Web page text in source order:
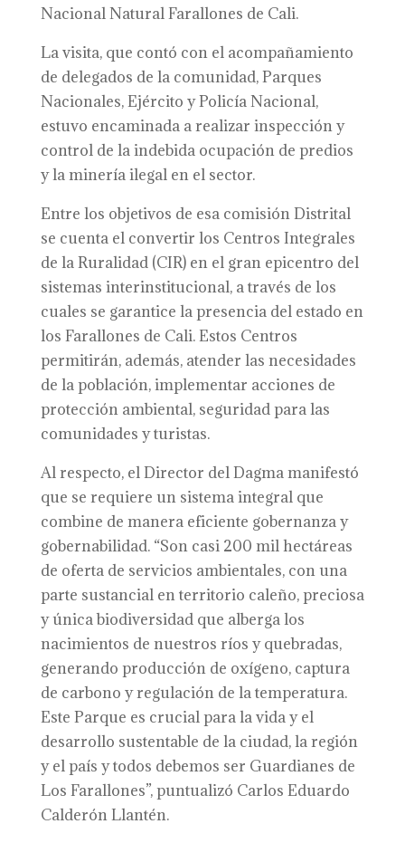
Nacional Natural Farallones de Cali.
La visita, que contó con el acompañamiento
de delegados de la comunidad, Parques
Nacionales, Ejército y Policía Nacional,
estuvo encaminada a realizar inspección y
control de la indebida ocupación de predios
y la minería ilegal en el sector.
Entre los objetivos de esa comisión Distrital
se cuenta el convertir los Centros Integrales
de la Ruralidad (CIR) en el gran epicentro del
sistemas interinstitucional, a través de los
cuales se garantice la presencia del estado en
los Farallones de Cali. Estos Centros
permitirán, además, atender las necesidades
de la población, implementar acciones de
protección ambiental, seguridad para las
comunidades y turistas.
Al respecto, el Director del Dagma manifestó
que se requiere un sistema integral que
combine de manera eficiente gobernanza y
gobernabilidad. “Son casi 200 mil hectáreas
de oferta de servicios ambientales, con una
parte sustancial en territorio caleño, preciosa
y única biodiversidad que alberga los
nacimientos de nuestros ríos y quebradas,
generando producción de oxígeno, captura
de carbono y regulación de la temperatura.
Este Parque es crucial para la vida y el
desarrollo sustentable de la ciudad, la región
y el país y todos debemos ser Guardianes de
Los Farallones”, puntualizó Carlos Eduardo
Calderón Llantén.